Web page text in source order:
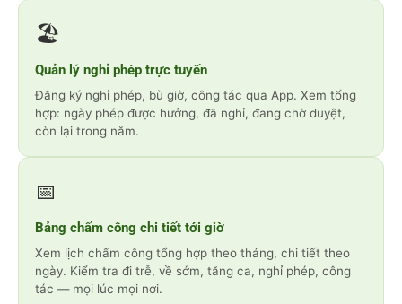
🏖️
Quản lý nghỉ phép trực tuyến
Đăng ký nghỉ phép, bù giờ, công tác qua App. Xem tổng
hợp: ngày phép được hưởng, đã nghỉ, đang chờ duyệt,
còn lại trong năm.
📅
Bảng chấm công chi tiết tới giờ
Xem lịch chấm công tổng hợp theo tháng, chi tiết theo
ngày. Kiểm tra đi trễ, về sớm, tăng ca, nghỉ phép, công
tác — mọi lúc mọi nơi.